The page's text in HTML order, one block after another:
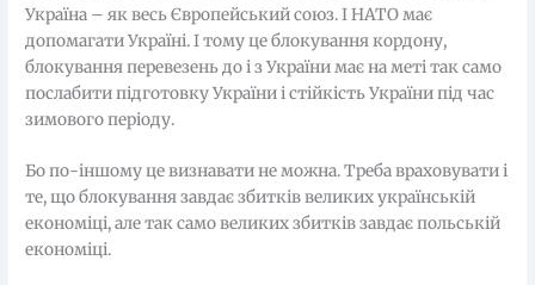
Україна – як весь Європейський союз. І НАТО має
допомагати Україні. І тому це блокування кордону,
блокування перевезень до і з України має на меті так само
послабити підготовку України і стійкість України під час
зимового періоду.
Бо по-іншому це визнавати не можна. Треба враховувати і
те, що блокування завдає збитків великих українській
економіці, але так само великих збитків завдає польській
економіці.